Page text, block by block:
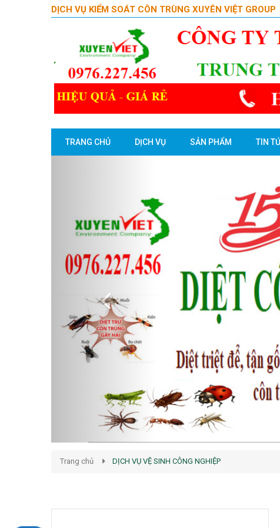
DỊCH VỤ KIỂM SOÁT CÔN TRÙNG XUYÊN VIỆT GROUP
TRANG CHỦ DỊCH VỤ SẢN PHẨM TIN
Trang chủ DỊCH VỤ VỆ SINH CÔNG NGHIỆP